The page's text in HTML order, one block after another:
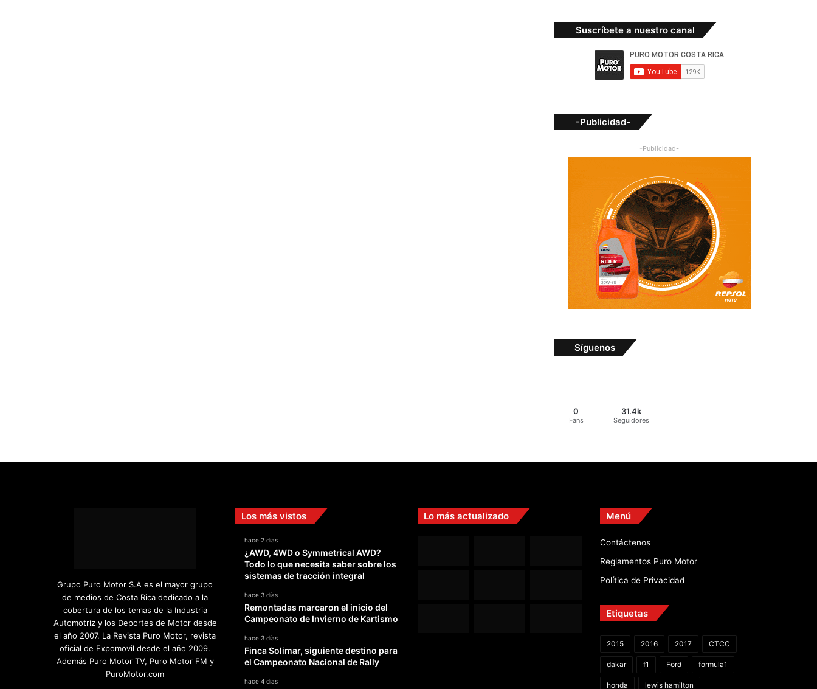
Suscríbete a nuestro canal
-Publicidad-
-Publicidad-
Síguenos
0
Fans
31.4k
Seguidores
Grupo Puro Motor S.A es el mayor grupo
de medios de Costa Rica dedicado a la
cobertura de los temas de la Industria
Automotriz y los Deportes de Motor desde
el año 2007. La Revista Puro Motor, revista
oficial de Expomovil desde el año 2009.
Además Puro Motor TV, Puro Motor FM y
PuroMotor.com
Los más vistos
hace 2 días
¿AWD, 4WD o Symmetrical AWD?
Todo lo que necesita saber sobre los
sistemas de tracción integral
hace 3 días
Remontadas marcaron el inicio del
Campeonato de Invierno de Kartismo
hace 3 días
Finca Solimar, siguiente destino para
el Campeonato Nacional de Rally
hace 4 días
Lo más actualizado Menú
Contáctenos
Reglamentos Puro Motor
Política de Privacidad
Etiquetas
2015 2016 2017 CTCC
dakar f1 Ford formula1
honda lewis hamilton